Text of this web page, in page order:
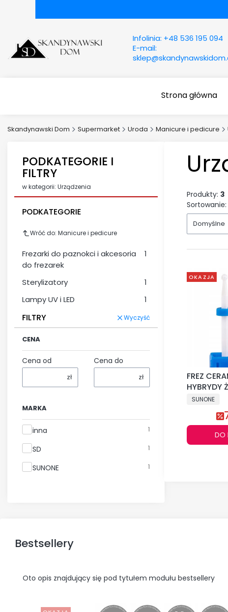
Infolinia: +48 536 195 094
E-mail:
Strona główna
Skandynawski Dom Supermarket Uroda Manicure i pedicure
PODKATEGORIE I
FILTRY
w kategorii: Urządzenia
PODKATEGORIE
Wróć do: Manicure i pedicure
Frezarki do paznokci i akcesoria
do frezarek
1
Sterylizatory
1
Lampy UV i LED
1
FILTRY Wyczyść
CENA
Cena od
zł
Cena do
zł
MARKA
Marka
inna 1
SD 1
SUNONE 1
Produkty: 3
Sortowanie:
Domyślne
OKAZJA
FREZ
HYBRYDY
ŚREDNI
SUNONE
DO
Bestsellery
Oto opis znajdujący się pod tytułem modułu bestsellery